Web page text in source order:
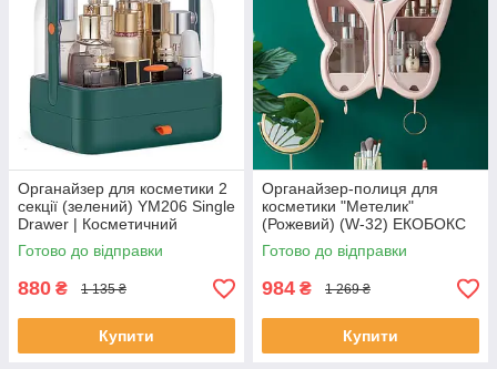
Органайзер для косметики 2
секції (зелений) YM206 Single
Drawer | Косметичний
органайзер ЕКОБОКС
Готово до відправки
880 ₴ 1 135 ₴
Купити
Органайзер-полиця для
косметики "Метелик"
(Рожевий) (W-32) ЕКОБОКС
Готово до відправки
984 ₴ 1 269 ₴
Купити